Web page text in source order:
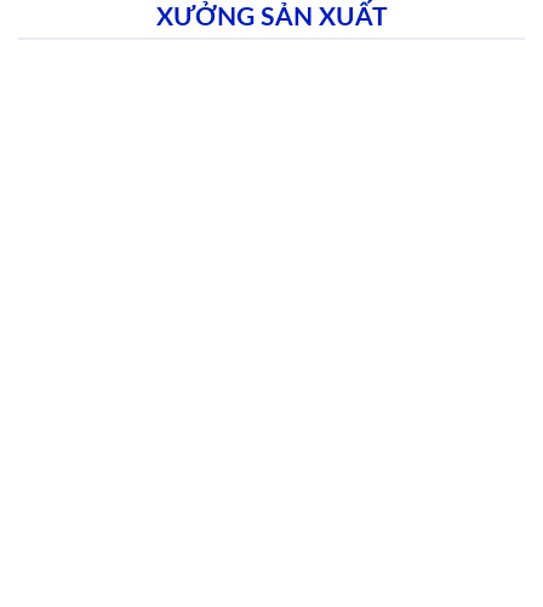
XƯỞNG SẢN XUẤT